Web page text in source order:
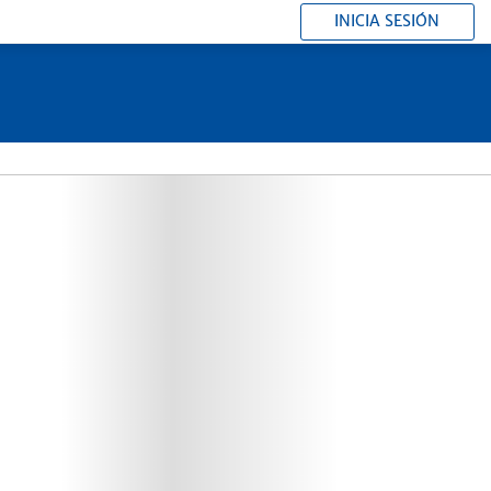
INICIA SESIÓN